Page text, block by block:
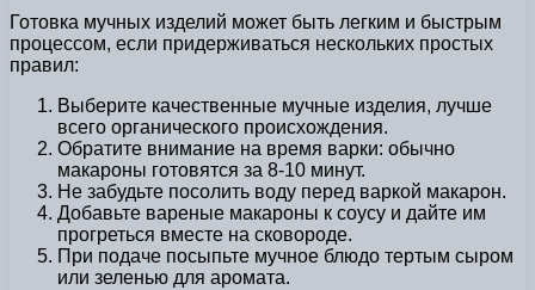
Готовка мучных изделий может быть легким и быстрым
процессом, если придерживаться нескольких простых
правил:
Выберите качественные мучные изделия, лучше
всего органического происхождения.
Обратите внимание на время варки: обычно
макароны готовятся за 8-10 минут.
Не забудьте посолить воду перед варкой макарон.
Добавьте вареные макароны к соусу и дайте им
прогреться вместе на сковороде.
При подаче посыпьте мучное блюдо тертым сыром
или зеленью для аромата.